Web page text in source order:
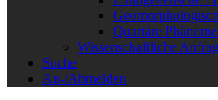
Quartäre
Wissenschaftliche
Suche
An-/Abmelden